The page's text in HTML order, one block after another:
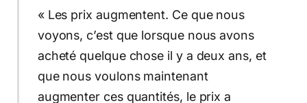
« Les prix augmentent. Ce que nous
voyons, c’est que lorsque nous avons
acheté quelque chose il y a deux ans, et
que nous voulons maintenant
augmenter ces quantités, le prix a